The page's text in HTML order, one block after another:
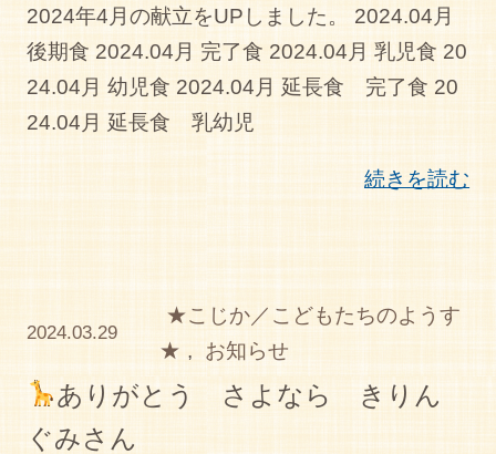
2024年4月の献立をUPしました。 2024.04月
後期食 2024.04月 完了食 2024.04月 乳児食 20
24.04月 幼児食 2024.04月 延長食 完了食 20
24.04月 延長食 乳幼児
続きを読む
2024.03.29
★こじか／こどもたちのようす
★ , お知らせ
ありがとう さよなら きりん
ぐみさん